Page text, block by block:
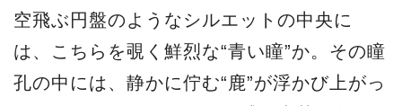
空飛ぶ円盤のようなシルエットの中央に
は、こちらを覗く鮮烈な“青い瞳”か。その瞳
孔の中には、静かに佇む“鹿”が浮かび上がっ